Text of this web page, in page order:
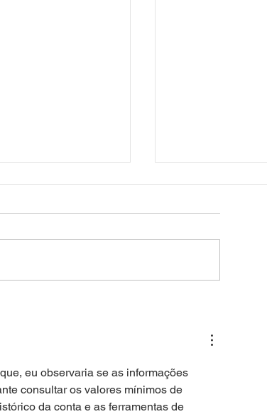
eu observaria se as informações
consultar os valores mínimos de
da conta e as ferramentas de